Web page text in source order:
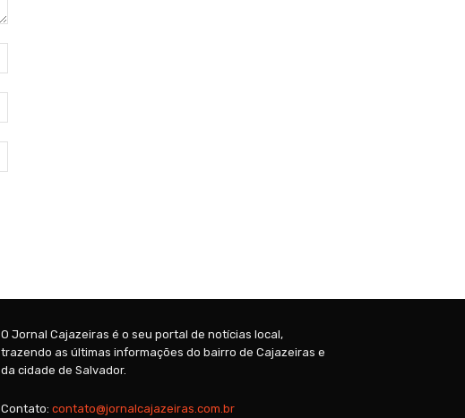
O Jornal Cajazeiras é o seu portal de notícias local,
trazendo as últimas informações do bairro de Cajazeiras e
da cidade de Salvador.
Contato: contato@jornalcajazeiras.com.br